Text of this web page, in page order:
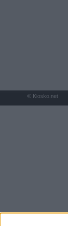
© Kiosko.net